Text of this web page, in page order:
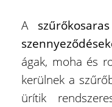
A szűrőkosaras
ágak, moha és
kerülnek a
ürítik